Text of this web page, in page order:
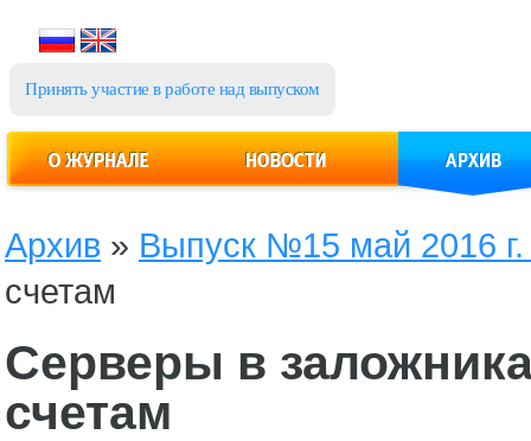
Принять участие в работе над выпуском
Архив » Выпуск №15 май 2016
счетам
Серверы в
счетам